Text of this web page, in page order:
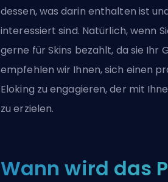
dessen, was darin enthalten ist
interessiert sind. Natürlich, wenn
gerne für Skins bezahlt, da sie Ihr
empfehlen wir Ihnen, sich einen
Eloking zu engagieren, der mit
zu erzielen.
Wann wird das